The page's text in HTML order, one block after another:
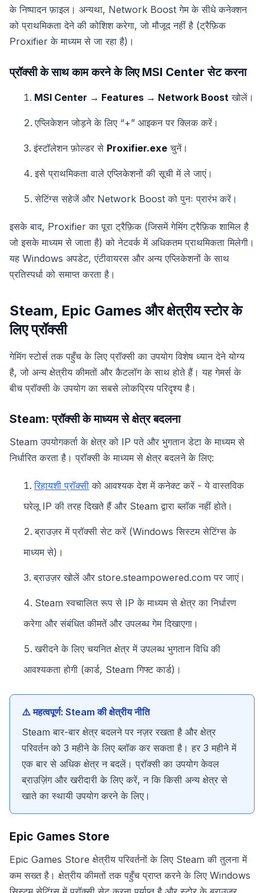
के निष्पादन फ़ाइल। अन्यथा, Network Boost गेम के सीधे कनेक्शन
को प्राथमिकता देने की कोशिश करेगा, जो मौजूद नहीं है (ट्रैफ़िक
Proxifier के माध्यम से जा रहा है)।
प्रॉक्सी के साथ काम करने के लिए MSI Center सेट करना
MSI Center → Features → Network Boost खोलें।
एप्लिकेशन जोड़ने के लिए “+” आइकन पर क्लिक करें।
इंस्टॉलेशन फ़ोल्डर से Proxifier.exe चुनें।
इसे प्राथमिकता वाले एप्लिकेशनों की सूची में ले जाएं।
सेटिंग्स सहेजें और Network Boost को पुनः प्रारंभ करें।
इसके बाद, Proxifier का पूरा ट्रैफ़िक (जिसमें गेमिंग ट्रैफ़िक शामिल है
जो इसके माध्यम से जाता है) को नेटवर्क में अधिकतम प्राथमिकता मिलेगी।
यह Windows अपडेट, एंटीवायरस और अन्य एप्लिकेशनों के साथ
प्रतिस्पर्धा को समाप्त करता है।
Steam, Epic Games और क्षेत्रीय स्टोर के
लिए प्रॉक्सी
गेमिंग स्टोर्स तक पहुँच के लिए प्रॉक्सी का उपयोग विशेष ध्यान देने योग्य
है, जो अन्य क्षेत्रीय कीमतों और कैटलॉग के साथ होते हैं। यह गेमर्स के
बीच प्रॉक्सी के उपयोग का सबसे लोकप्रिय परिदृश्य है।
Steam: प्रॉक्सी के माध्यम से क्षेत्र बदलना
Steam उपयोगकर्ता के क्षेत्र को IP पते और भुगतान डेटा के माध्यम से
निर्धारित करता है। प्रॉक्सी के माध्यम से क्षेत्र बदलने के लिए:
रिहायशी प्रॉक्सी को आवश्यक देश में कनेक्ट करें - ये वास्तविक
घरेलू IP की तरह दिखते हैं और Steam द्वारा ब्लॉक नहीं होते।
ब्राउज़र में प्रॉक्सी सेट करें (Windows सिस्टम सेटिंग्स के
माध्यम से)।
ब्राउज़र खोलें और store.steampowered.com पर जाएं।
Steam स्वचालित रूप से IP के माध्यम से क्षेत्र का निर्धारण
करेगा और संबंधित कीमतें और उपलब्ध गेम दिखाएगा।
खरीदने के लिए चयनित क्षेत्र में उपलब्ध भुगतान विधि की
आवश्यकता होगी (कार्ड, Steam गिफ्ट कार्ड)।
⚠️ महत्वपूर्ण: Steam की क्षेत्रीय नीति
Steam बार-बार क्षेत्र बदलने पर नज़र रखता है और क्षेत्र
परिवर्तन को 3 महीने के लिए ब्लॉक कर सकता है। हर 3 महीने में
एक बार से अधिक क्षेत्र न बदलें। प्रॉक्सी का उपयोग केवल
ब्राउज़िंग और खरीदारी के लिए करें, न कि किसी अन्य क्षेत्र से
खाते का स्थायी उपयोग करने के लिए।
Epic Games Store
Epic Games Store क्षेत्रीय परिवर्तनों के लिए Steam की तुलना में
कम सख्त है। क्षेत्रीय कीमतों तक पहुँच प्राप्त करने के लिए Windows